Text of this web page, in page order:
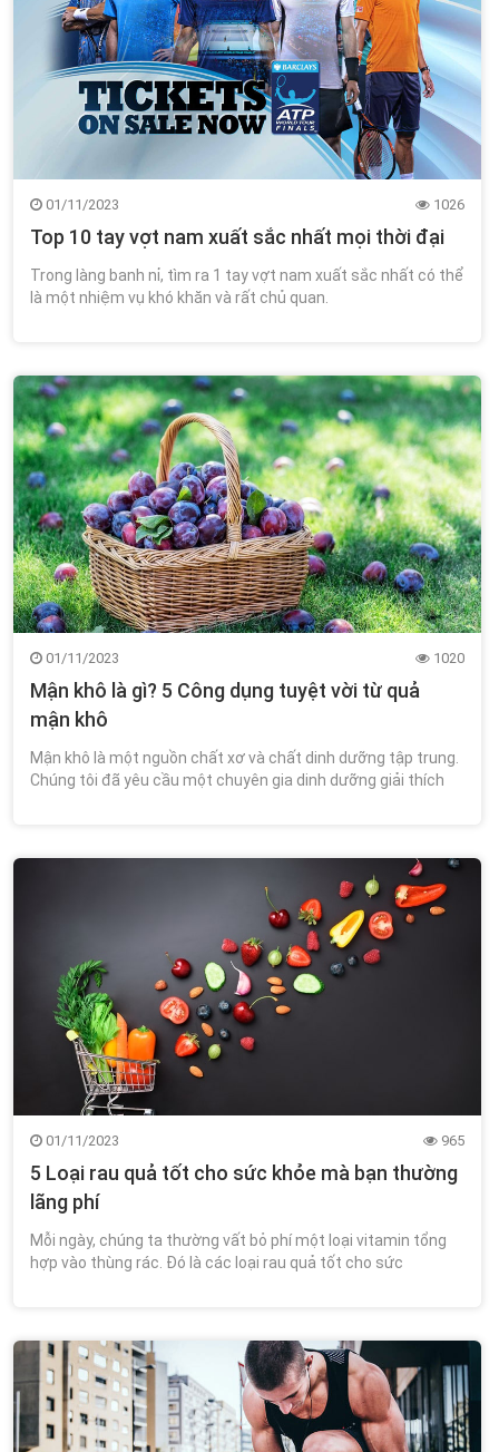
01/11/2023 1026
Top 10 tay vợt nam xuất sắc nhất mọi thời đại
Trong làng banh nỉ, tìm ra 1 tay vợt nam xuất sắc nhất có thể
là một nhiệm vụ khó khăn và rất chủ quan.
01/11/2023 1020
Mận khô là gì? 5 Công dụng tuyệt vời từ quả
mận khô
Mận khô là một nguồn chất xơ và chất dinh dưỡng tập trung.
Chúng tôi đã yêu cầu một chuyên gia dinh dưỡng giải thích
01/11/2023 965
5 Loại rau quả tốt cho sức khỏe mà bạn thường
lãng phí
Mỗi ngày, chúng ta thường vất bỏ phí một loại vitamin tổng
hợp vào thùng rác. Đó là các loại rau quả tốt cho sức